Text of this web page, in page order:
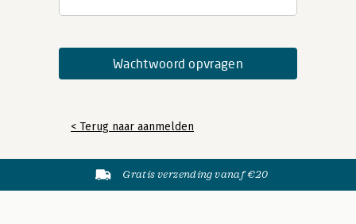
< Terug naar aanmelden
Gratis verzending vanaf €20